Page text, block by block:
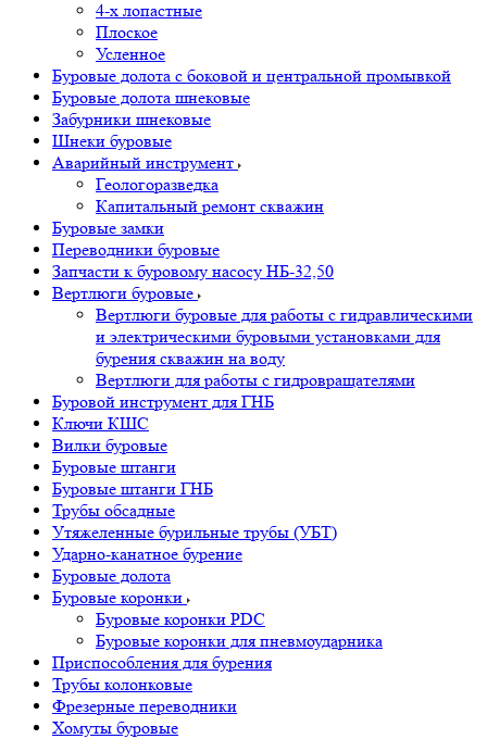
4-х лопастные
Плоское
Усленное
Буровые долота с бoковой и центральной промывкой
Буровые долота шнековые
Забурники шнековые
Шнеки буровые
Аварийный инструмент
Геологоразведка
Капитальный ремонт скважин
Буровые замки
Переводники буровые
Запчасти к буровому насосу НБ-32,50
Вертлюги буровые
Вертлюги буровые для работы с гидравлическими
и электрическими буровыми установками для
бурения скважин на воду
Вертлюги для работы с гидровращателями
Буровой инструмент для ГНБ
Ключи КШС
Вилки буровые
Буровые штанги
Буровые штанги ГНБ
Трубы обсадные
Утяжеленные бурильные трубы (УБТ)
Ударно-канатное бурение
Буровые долота
Буровые коронки
Буровые коронки PDC
Буровые коронки для пневмоударника
Приспособления для бурения
Трубы колонковые
Фрезерные переводники
Хомуты буровые